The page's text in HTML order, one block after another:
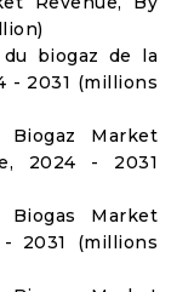
du biogaz de la
- 2031 (millions
Market
2024 - 2031
Market
2031 (millions